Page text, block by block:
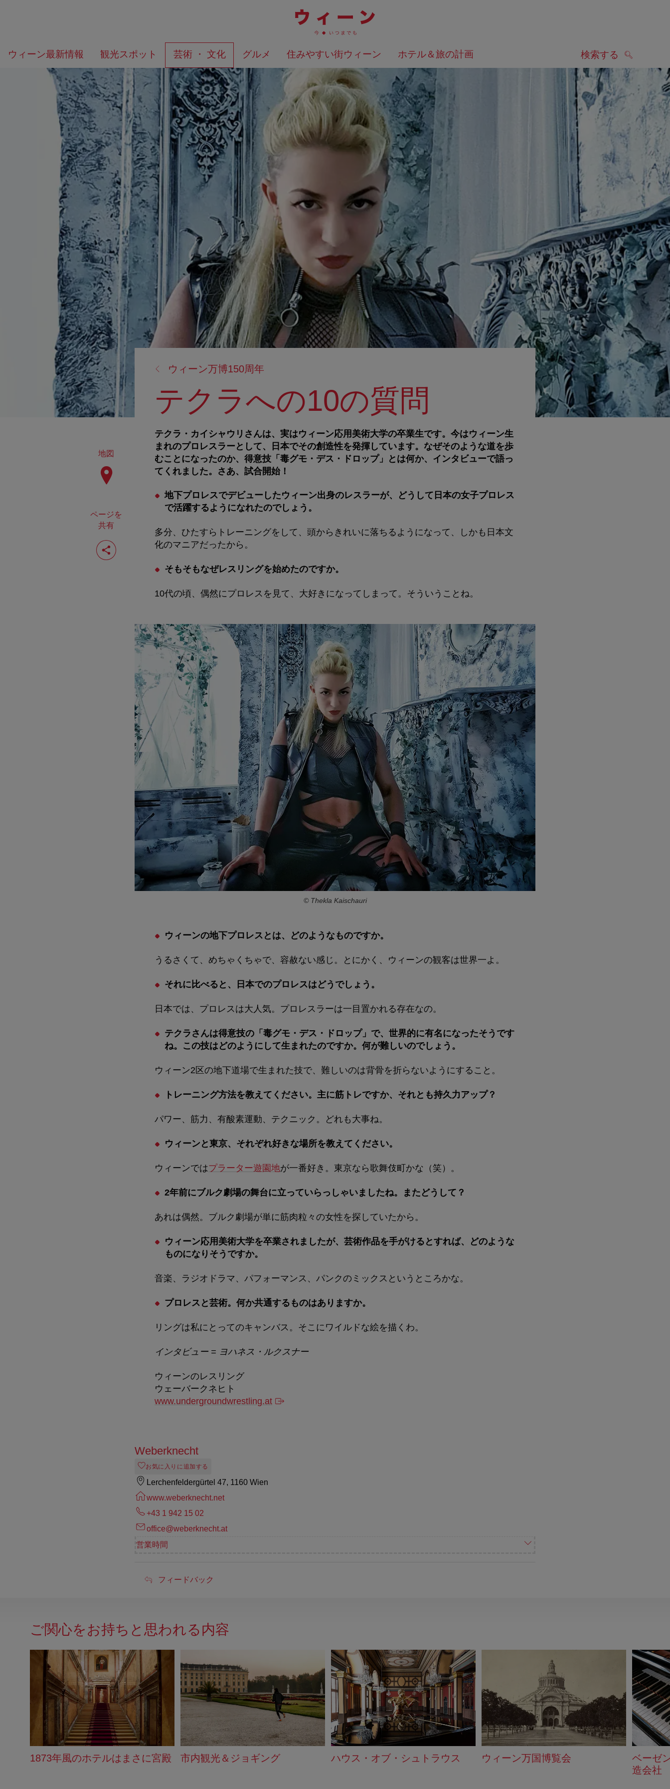
ニ
の
ウィーン最新情報 観光スポット 芸術 ・ 文化 グルメ 住みやすい街ウィーン ホテル＆旅の計画 検索する
何
を
お
し
で
す
か？
検索結果を地図上に表示します
地図
ページを
共有
ペ
ー
ジ
ウィーン万博150周年
テクラへの10の質問
テクラ・カイシャウリさんは、実はウィーン応用美術大学の卒業生です。今はウィーン生
まれのプロレスラーとして、日本でその創造性を発揮しています。なぜそのような道を歩
むことになったのか、得意技「毒グモ・デス・ドロップ」とは何か、インタビューで語っ
てくれました。さあ、試合開始！
地下プロレスでデビューしたウィーン出身のレスラーが、どうして日本の女子プロレス
で活躍するようになれたのでしょう。
多分、ひたすらトレーニングをして、頭からきれいに落ちるようになって、しかも日本文
化のマニアだったから。
そもそもなぜレスリングを始めたのですか。
10代の頃、偶然にプロレスを見て、大好きになってしまって。そういうことね。
© Thekla Kaischauri
ウィーンの地下プロレスとは、どのようなものですか。
うるさくて、めちゃくちゃで、容赦ない感じ。とにかく、ウィーンの観客は世界一よ。
それに比べると、日本でのプロレスはどうでしょう。
日本では、プロレスは大人気。プロレスラーは一目置かれる存在なの。
テクラさんは得意技の「毒グモ・デス・ドロップ」で、世界的に有名になったそうです
ね。この技はどのようにして生まれたのですか。何が難しいのでしょう。
ウィーン2区の地下道場で生まれた技で、難しいのは背骨を折らないようにすること。
トレーニング方法を教えてください。主に筋トレですか、それとも持久力アップ？
パワー、筋力、有酸素運動、テクニック。どれも大事ね。
ウィーンと東京、それぞれ好きな場所を教えてください。
ウィーンではプラーター遊園地が一番好き。東京なら歌舞伎町かな（笑）。
2年前にブルク劇場の舞台に立っていらっしゃいましたね。またどうして？
あれは偶然。ブルク劇場が単に筋肉粒々の女性を探していたから。
ウィーン応用美術大学を卒業されましたが、芸術作品を手がけるとすれば、どのような
ものになりそうですか。
音楽、ラジオドラマ、パフォーマンス、パンクのミックスというところかな。
プロレスと芸術。何か共通するものはありますか。
リングは私にとってのキャンバス。そこにワイルドな絵を描くわ。
インタビュー = ヨハネス・ルクスナー
ウィーンのレスリング
ウェーバークネヒト
www.undergroundwrestling.at
Weberknecht
お気に入りに追加する
Lerchenfeldergürtel 47, 1160 Wien
www.weberknecht.net
+43 1 942 15 02
office@weberknecht.at
営業時間
フ
ド
バ
ッ
ク
フィードバック
ご関心をお持ちと思われる内容
1873年風のホテルはまさに宮殿 市内観光＆ジョギング ハウス・オブ・シュトラウス ウィーン万国博覧会
ベーゼ
造会社